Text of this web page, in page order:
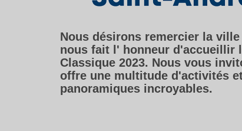
Nous désirons remercier la
nous fait l' honneur d'accueillir
Classique 2023. Nous vous
offre une multitude d'activités
panoramiques incroyables.